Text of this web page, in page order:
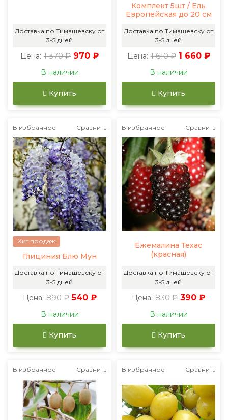
Доставка по Тимашевску от
3-5 дней
Цена: 1 370 ₽ 970 ₽
В наличии
Купить
Комплект 5шт / Ель
Европейская до 20 см
Доставка по Тимашевску от
3-5 дней
Цена: 1 610 ₽ 1 660 ₽
В наличии
Купить
В избранное Сравнить
Хит продаж
Глициния Блю Мун
Доставка по Тимашевску от
3-5 дней
Цена: 890 ₽ 540 ₽
В наличии
Купить
В избранное Сравнить
Ежемалина Техас
(красная)
Доставка по Тимашевску от
3-5 дней
Цена: 830 ₽ 390 ₽
В наличии
Купить
В избранное Сравнить В избранное Сравнить